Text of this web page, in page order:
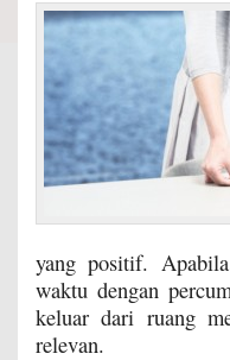
yang positif.
waktu dengan
keluar dari ruang
relevan.